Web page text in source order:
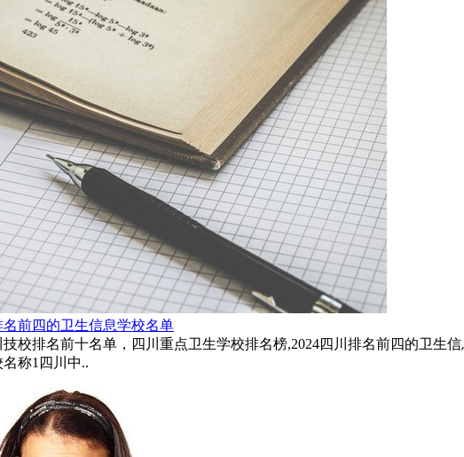
名前四的卫生信息学校名单
校排名前十名单，四川重点卫生学校排名榜,2024四川排名前四的卫生
称1四川中..